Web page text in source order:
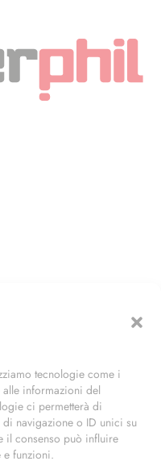
tecnologie come i
informazioni del
ci permetterà di
navigazione o ID unici su
il consenso può influire
e funzioni.
Naviglio (MI)